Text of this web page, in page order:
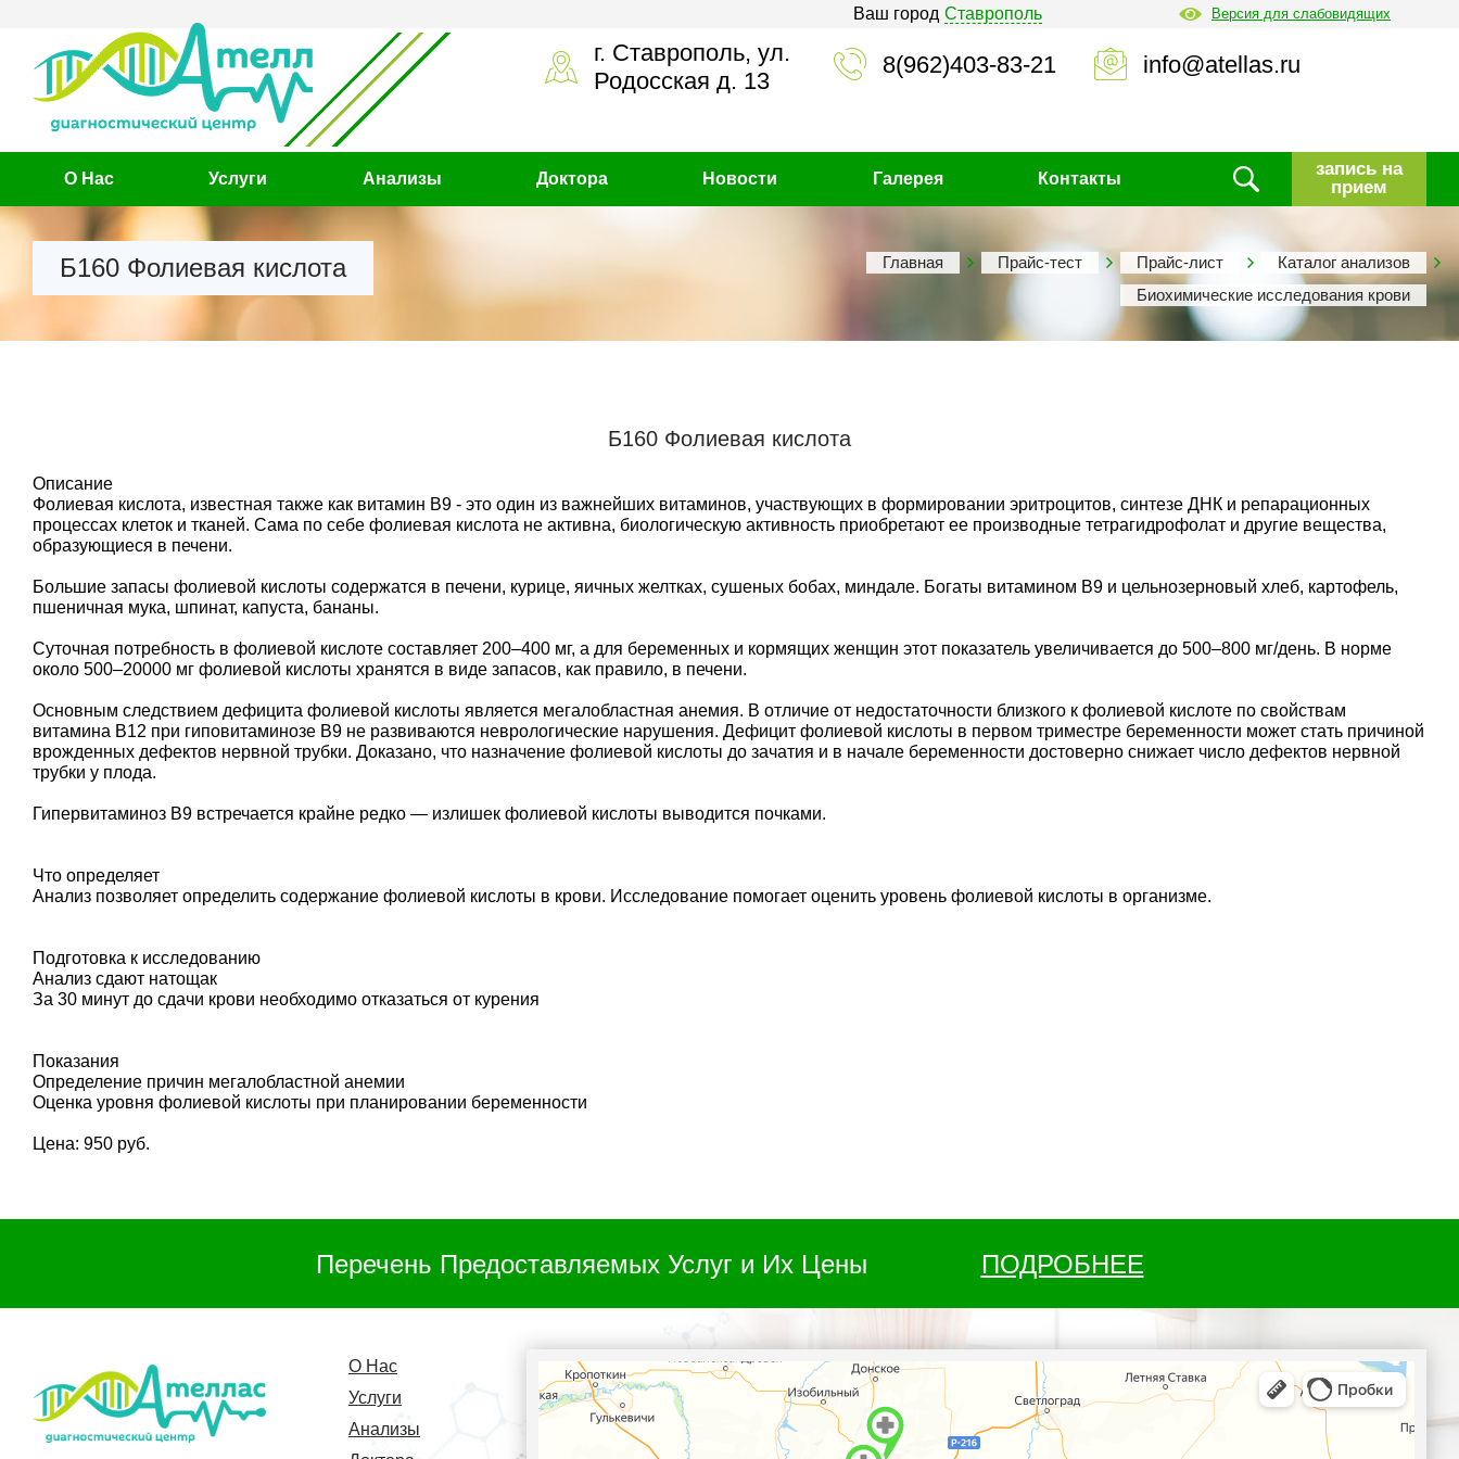
Ваш город Ставрополь Версия для слабовидящих
г. Ставрополь, ул.
Родосская д. 13
8(962)403-83-21 info@atellas.ru
О Нас Услуги Анализы Доктора Новости Галерея Контакты
запись на
прием
Б160 Фолиевая кислота Главная Прайс-тест Прайс-лист
Каталог анализов
Биохимические исследования крови
Б160 Фолиевая кислота
Описание
Фолиевая кислота, известная также как витамин В9 - это один из важнейших витаминов, участвующих в формировании эритроцитов, синтезе ДНК и репарационных
процессах клеток и тканей. Сама по себе фолиевая кислота не активна, биологическую активность приобретают ее производные тетрагидрофолат и другие вещества,
образующиеся в печени.
Большие запасы фолиевой кислоты содержатся в печени, курице, яичных желтках, сушеных бобах, миндале. Богаты витамином В9 и цельнозерновый хлеб, картофель,
пшеничная мука, шпинат, капуста, бананы.
Суточная потребность в фолиевой кислоте составляет 200–400 мг, а для беременных и кормящих женщин этот показатель увеличивается до 500–800 мг/день. В норме
около 500–20000 мг фолиевой кислоты хранятся в виде запасов, как правило, в печени.
Основным следствием дефицита фолиевой кислоты является мегалобластная анемия. В отличие от недостаточности близкого к фолиевой кислоте по свойствам
витамина B12 при гиповитаминозе В9 не развиваются неврологические нарушения. Дефицит фолиевой кислоты в первом триместре беременности может стать причиной
врожденных дефектов нервной трубки. Доказано, что назначение фолиевой кислоты до зачатия и в начале беременности достоверно снижает число дефектов нервной
трубки у плода.
Гипервитаминоз В9 встречается крайне редко — излишек фолиевой кислоты выводится почками.
Что определяет
Анализ позволяет определить содержание фолиевой кислоты в крови. Исследование помогает оценить уровень фолиевой кислоты в организме.
Подготовка к исследованию
Анализ сдают натощак
За 30 минут до сдачи крови необходимо отказаться от курения
Показания
Определение причин мегалобластной анемии
Оценка уровня фолиевой кислоты при планировании беременности
Цена: 950 руб.
Перечень Предоставляемых Услуг и Их Цены ПОДРОБНЕЕ
О Нас
Услуги
Анализы